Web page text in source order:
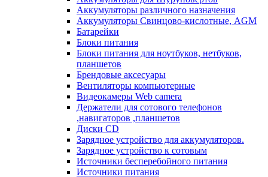
Аккумуляторы различного назначения
Аккумуляторы Свинцово-кислотные, AGM
Батарейки
Блоки питания
Блоки питания для ноутбуков, нетбуков,
планшетов
Брендовые аксесуары
Вентиляторы компьютерные
Видеокамеры Web camera
Держатели для сотового телефонов
,навигаторов ,планшетов
Диски CD
Зарядное устройство для аккумуляторов.
Зарядное устройство к сотовым
Источники бесперебойного питания
Источники питания